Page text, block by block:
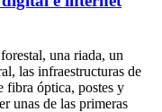
una riada, un
las infraestructuras de
fibra óptica, postes y
unas de las primeras